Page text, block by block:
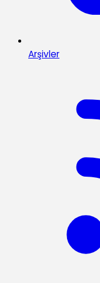
Arşivler